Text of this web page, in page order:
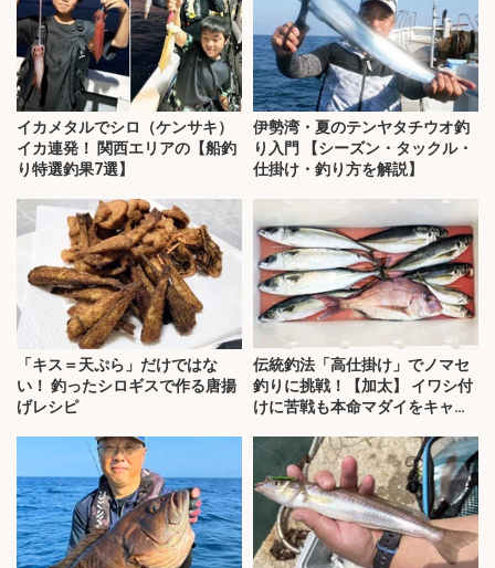
イカメタルでシロ（ケンサキ）
イカ連発！ 関西エリアの【船釣
り特選釣果7選】
伊勢湾・夏のテンヤタチウオ釣
り入門 【シーズン・タックル・
仕掛け・釣り方を解説】
「キス＝天ぷら」だけではな
い！ 釣ったシロギスで作る唐揚
げレシピ
伝統釣法「高仕掛け」でノマセ
釣りに挑戦！【加太】 イワシ付
けに苦戦も本命マダイをキャッ